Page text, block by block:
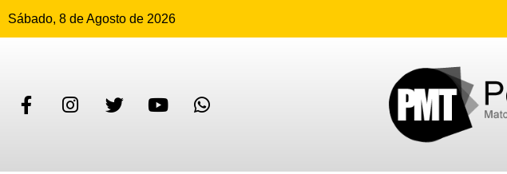
Sábado, 8 de Agosto de 2026